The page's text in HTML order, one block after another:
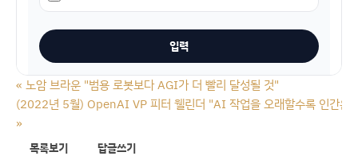
« 노암 브라운 "범용 로봇보다 AGI가 더 빨리 달성될 것"
(2022년 5월) OpenAI VP 피터 웰린더 "AI 작업을 오래할수록 인간은
»
목록보기
답글쓰기